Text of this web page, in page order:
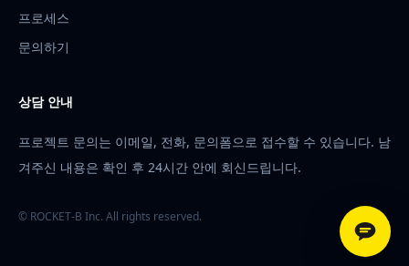
프로세스
문의하기
상담 안내
프로젝트 문의는 이메일, 전화, 문의폼으로 접수할 수 있습니다. 남
겨주신 내용은 확인 후 24시간 안에 회신드립니다.
© ROCKET-B Inc. All rights reserved.
카카